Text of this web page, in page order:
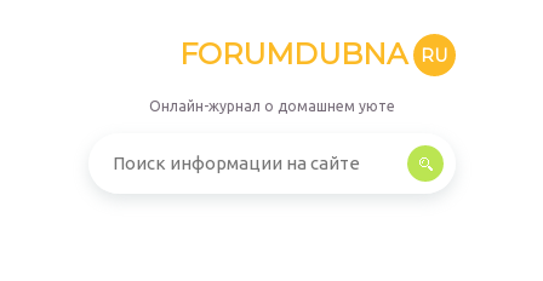
FORUMDUBNA RU
Онлайн-журнал о домашнем уюте